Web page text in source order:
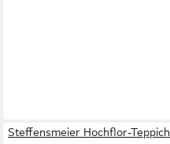
Steffensmeier Hochflor-Teppich